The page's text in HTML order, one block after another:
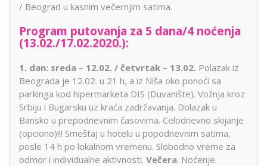
/ Beograd u kasnim večernjim satima.
Program putovanja za 5 dana/4 noćenja
(13.02./17.02.2020.):
1. dan: sreda – 12.02. / četvrtak – 13.02. Polazak iz
Beograda je 12.02. u 21 h, a iz Niša oko ponoći sa
parkinga kod hipermarketa DIS (Duvanište). Vožnja kroz
Srbiju i Bugarsku uz kraća zadržavanja. Dolazak u
Bansko u prepodnevnim časovima. Celodnevno skijanje
(opciono)!!! Smeštaj u hotelu u popodnevnim satima,
posle 14 h po lokalnom vremenu. Slobodno vreme za
odmor i individualne aktivnosti. Večera. Noćenje.